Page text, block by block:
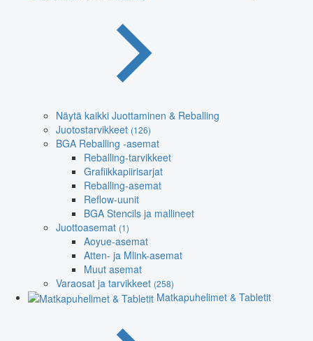
Näytä kaikki Juottaminen & Reballing
Juotostarvikkeet (126)
BGA Reballing -asemat
Reballing-tarvikkeet
Grafiikkapiirisarjat
Reballing-asemat
Reflow-uunit
BGA Stencils ja mallineet
Juottoasemat (1)
Aoyue-asemat
Atten- ja Mlink-asemat
Muut asemat
Varaosat ja tarvikkeet (258)
Matkapuhelimet & Tabletit